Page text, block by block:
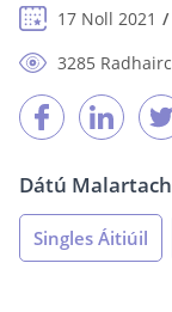
17 Noll 2021
3285 Radhairc
Dátú Malartach
Singles Áitiúil